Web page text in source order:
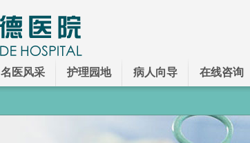
名医风采 护理园地 病人向导 在线咨询